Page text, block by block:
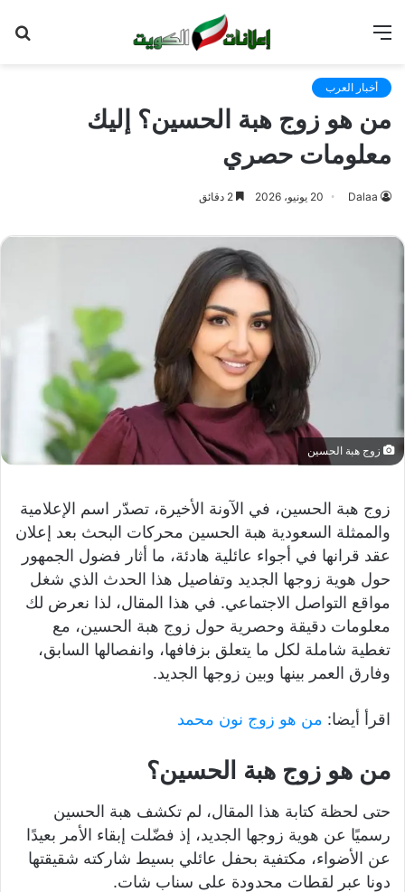
أخبار العرب
من هو زوج هبة الحسين؟ إليك
معلومات حصري
Dalaa 20 يونيو، 2026
زوج هبة الحسين
زوج هبة الحسين، في الآونة الأخيرة، تصدّر اسم الإعلامية
والممثلة السعودية هبة الحسين محركات البحث بعد إعلان
عقد قرانها في أجواء عائلية هادئة، ما أثار فضول الجمهور
حول هوية زوجها الجديد وتفاصيل هذا الحدث الذي شغل
مواقع التواصل الاجتماعي. في هذا المقال، لذا نعرض لك
معلومات دقيقة وحصرية حول زوج هبة الحسين، مع
تغطية شاملة لكل ما يتعلق بزفافها، وانفصالها السابق،
وفارق العمر بينها وبين زوجها الجديد.
اقرأ أيضا: من هو زوج نون محمد
من هو زوج هبة الحسين؟
حتى لحظة كتابة هذا المقال، لم تكشف هبة الحسين
رسميًا عن هوية زوجها الجديد، إذ فضّلت إبقاء الأمر بعيدًا
عن الأضواء، مكتفية بحفل عائلي بسيط شاركته شقيقتها
دونا عبر لقطات محدودة على سناب شات.